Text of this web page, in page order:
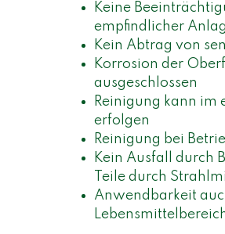
Keine
empfindlicher
Kein Abtrag von
Korrosion der
ausgeschlossen
Reinigung kann im
erfolgen
Reinigung bei
Kein Ausfall durch
Teile durch
Anwendbarkeit